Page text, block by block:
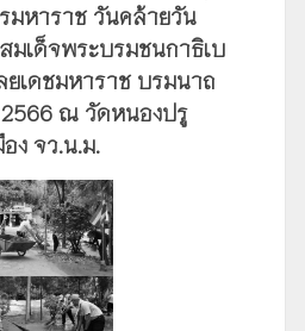
มหาราช วันคล้ายวัน
มเด็จพระบรมชนกาธิเบ
เดชมหาราช บรมนาถ
ณ วัดหนองปรู
ง จว.น.ม.